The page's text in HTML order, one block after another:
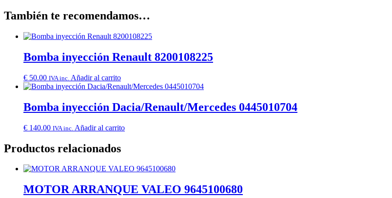
También te recomendamos…
Bomba inyección Renault 8200108225
€ 50.00 IVA inc. Añadir al carrito
Bomba inyección Dacia/Renault/Mercedes 0445010704
€ 140.00 IVA inc. Añadir al carrito
Productos relacionados
MOTOR ARRANQUE VALEO 9645100680